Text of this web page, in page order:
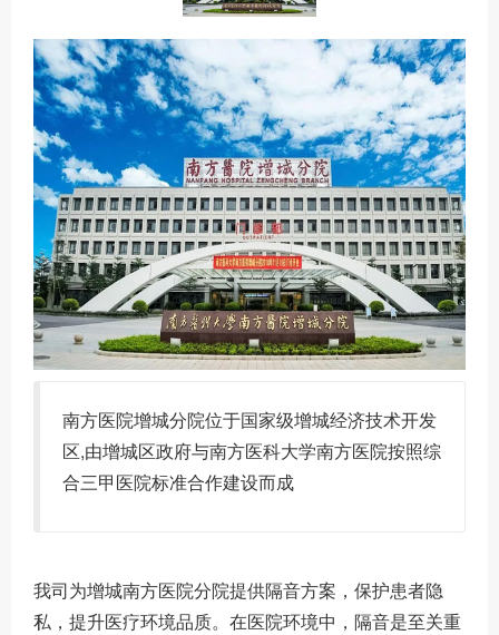
南方医院增城分院位于国家级增城经济技术开发
区,由增城区政府与南方医科大学南方医院按照综
合三甲医院标准合作建设而成
我司为增城南方医院分院提供隔音方案，保护患者隐
私，提升医疗环境品质。在医院环境中，隔音是至关重